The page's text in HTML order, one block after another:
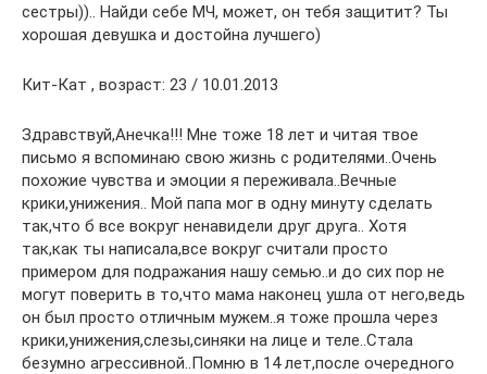
сестры)).. Найди себе МЧ, может, он тебя защитит? Ты
хорошая девушка и достойна лучшего)
Кит-Кат , возраст: 23 / 10.01.2013
Здравствуй,Анечка!!! Мне тоже 18 лет и читая твое
письмо я вспоминаю свою жизнь с родителями..Очень
похожие чувства и эмоции я переживала..Вечные
крики,унижения.. Мой папа мог в одну минуту сделать
так,что б все вокруг ненавидели друг друга.. Хотя
так,как ты написала,все вокруг считали просто
примером для подражания нашу семью..и до сих пор не
могут поверить в то,что мама наконец ушла от него,ведь
он был просто отличным мужем..я тоже прошла через
крики,унижения,слезы,синяки на лице и теле..Стала
безумно агрессивной..Помню в 14 лет,после очередного